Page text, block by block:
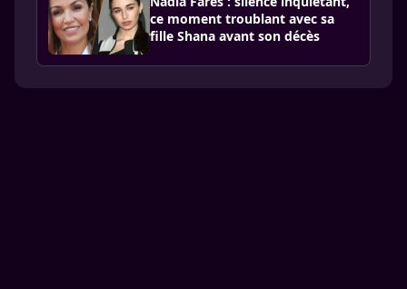
ce moment troublant avec sa
fille Shana avant son décès